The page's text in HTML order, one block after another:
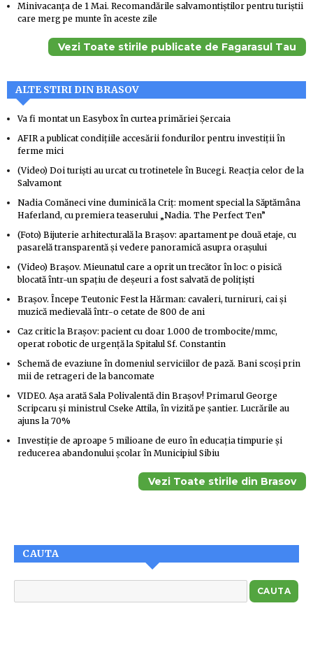
Minivacanța de 1 Mai. Recomandările salvamontiștilor pentru turiștii
care merg pe munte în aceste zile
Vezi Toate stirile publicate de Fagarasul Tau
ALTE STIRI DIN BRASOV
Va fi montat un Easybox în curtea primăriei Șercaia
AFIR a publicat condițiile accesării fondurilor pentru investiții în
ferme mici
(Video) Doi turiști au urcat cu trotinetele în Bucegi. Reacția celor de la
Salvamont
Nadia Comăneci vine duminică la Criț: moment special la Săptămâna
Haferland, cu premiera teaserului „Nadia. The Perfect Ten”
(Foto) Bijuterie arhitecturală la Brașov: apartament pe două etaje, cu
pasarelă transparentă și vedere panoramică asupra orașului
(Video) Brașov. Mieunatul care a oprit un trecător în loc: o pisică
blocată într-un spațiu de deșeuri a fost salvată de polițiști
Brașov. Începe Teutonic Fest la Hărman: cavaleri, turniruri, cai și
muzică medievală într-o cetate de 800 de ani
Caz critic la Brașov: pacient cu doar 1.000 de trombocite/mmc,
operat robotic de urgență la Spitalul Sf. Constantin
Schemă de evaziune în domeniul serviciilor de pază. Bani scoși prin
mii de retrageri de la bancomate
VIDEO. Așa arată Sala Polivalentă din Brașov! Primarul George
Scripcaru și ministrul Cseke Attila, în vizită pe șantier. Lucrările au
ajuns la 70%
Investiție de aproape 5 milioane de euro în educația timpurie și
reducerea abandonului școlar în Municipiul Sibiu
Vezi Toate stirile din Brasov
CAUTA